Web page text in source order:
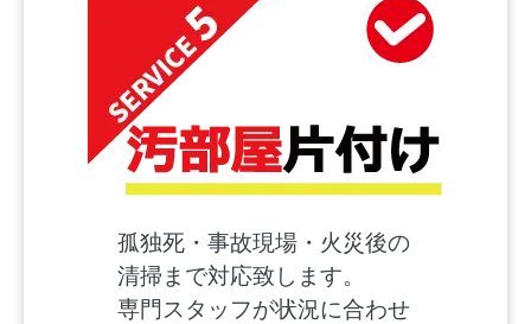
孤独死・事故現場・火災後の
清掃まで対応致します。
専門スタッフが状況に合わせ